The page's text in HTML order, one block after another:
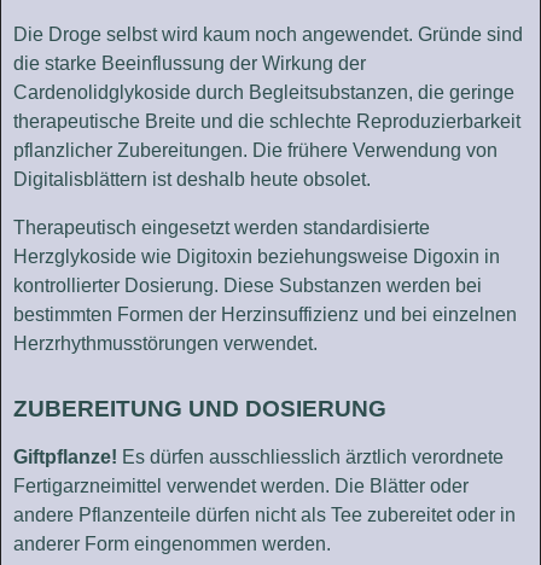
Die Droge selbst wird kaum noch angewendet. Gründe sind
die starke Beeinflussung der Wirkung der
Cardenolidglykoside durch Begleitsubstanzen, die geringe
therapeutische Breite und die schlechte Reproduzierbarkeit
pflanzlicher Zubereitungen. Die frühere Verwendung von
Digitalisblättern ist deshalb heute obsolet.
Therapeutisch eingesetzt werden standardisierte
Herzglykoside wie Digitoxin beziehungsweise Digoxin in
kontrollierter Dosierung. Diese Substanzen werden bei
bestimmten Formen der Herzinsuffizienz und bei einzelnen
Herzrhythmusstörungen verwendet.
ZUBEREITUNG UND DOSIERUNG
Giftpflanze! Es dürfen ausschliesslich ärztlich verordnete
Fertigarzneimittel verwendet werden. Die Blätter oder
andere Pflanzenteile dürfen nicht als Tee zubereitet oder in
anderer Form eingenommen werden.